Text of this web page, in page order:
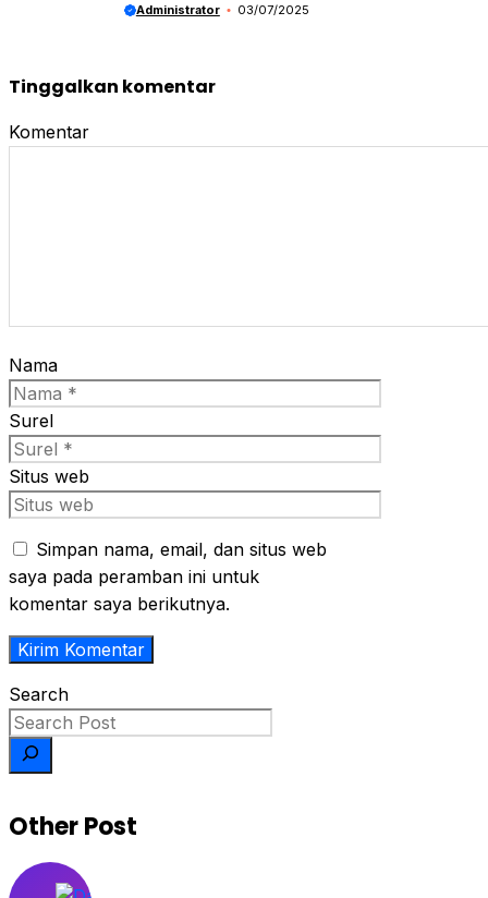
Administrator 03/07/2025
Tinggalkan komentar
Komentar
Nama
Surel
Situs web
Simpan nama, email, dan situs web
saya pada peramban ini untuk
komentar saya berikutnya.
Search
Other Post